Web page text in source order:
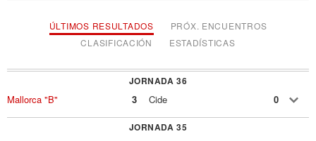
ÚLTIMOS RESULTADOS
PRÓX. ENCUENTROS
CLASIFICACIÓN
ESTADÍSTICAS
JORNADA 36
Mallorca "B" 3 Cide 0
JORNADA 35